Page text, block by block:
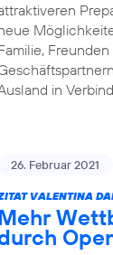
in
26. Februar 2021
VALENTINA